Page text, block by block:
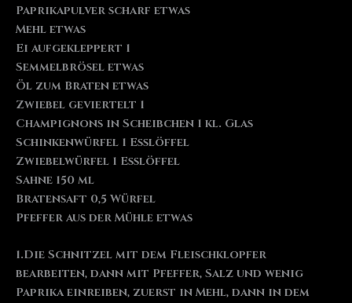
Paprikapulver scharf etwas
Mehl etwas
Ei aufgekleppert 1
Semmelbrösel etwas
Öl zum Braten etwas
Zwiebel geviertelt 1
Champignons in Scheibchen 1 kl. Glas
Schinkenwürfel 1 Esslöffel
Zwiebelwürfel 1 Esslöffel
Sahne 150 ml
Bratensaft 0,5 Würfel
Pfeffer aus der Mühle etwas
1.Die Schnitzel mit dem Fleischklopfer
bearbeiten, dann mit Pfeffer, Salz und wenig
Paprika einreiben, zuerst in Mehl, dann in dem